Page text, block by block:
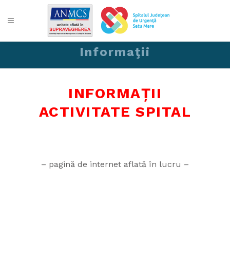
Informaţii
INFORMAȚII
ACTIVITATE SPITAL
– pagină de internet aflată în lucru –